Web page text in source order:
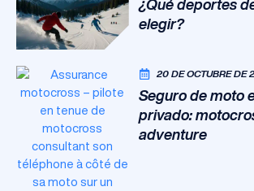
¿Qué deportes
elegir?
20 DE OCTUBRE DE
Seguro de moto
privado:
adventure